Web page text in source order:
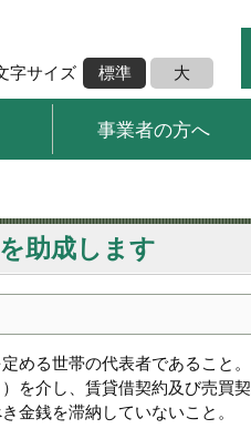
事業者の方へ
字サイズ 標準 大
助成します
める世帯の代表者であること。
を介し、賃貸借契約及び売買
金銭を滞納していないこと。